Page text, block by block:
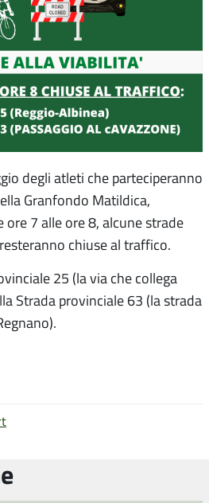
degli atleti che parteciperanno
Granfondo Matildica,
7 alle ore 8, alcune strade
chiuse al traffico.
25 (la via che collega
Strada provinciale 63 (la strada